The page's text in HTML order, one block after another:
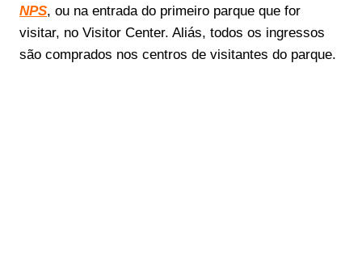
NPS, ou na entrada do primeiro parque que for
visitar, no Visitor Center. Aliás, todos os ingressos
são comprados nos centros de visitantes do parque.